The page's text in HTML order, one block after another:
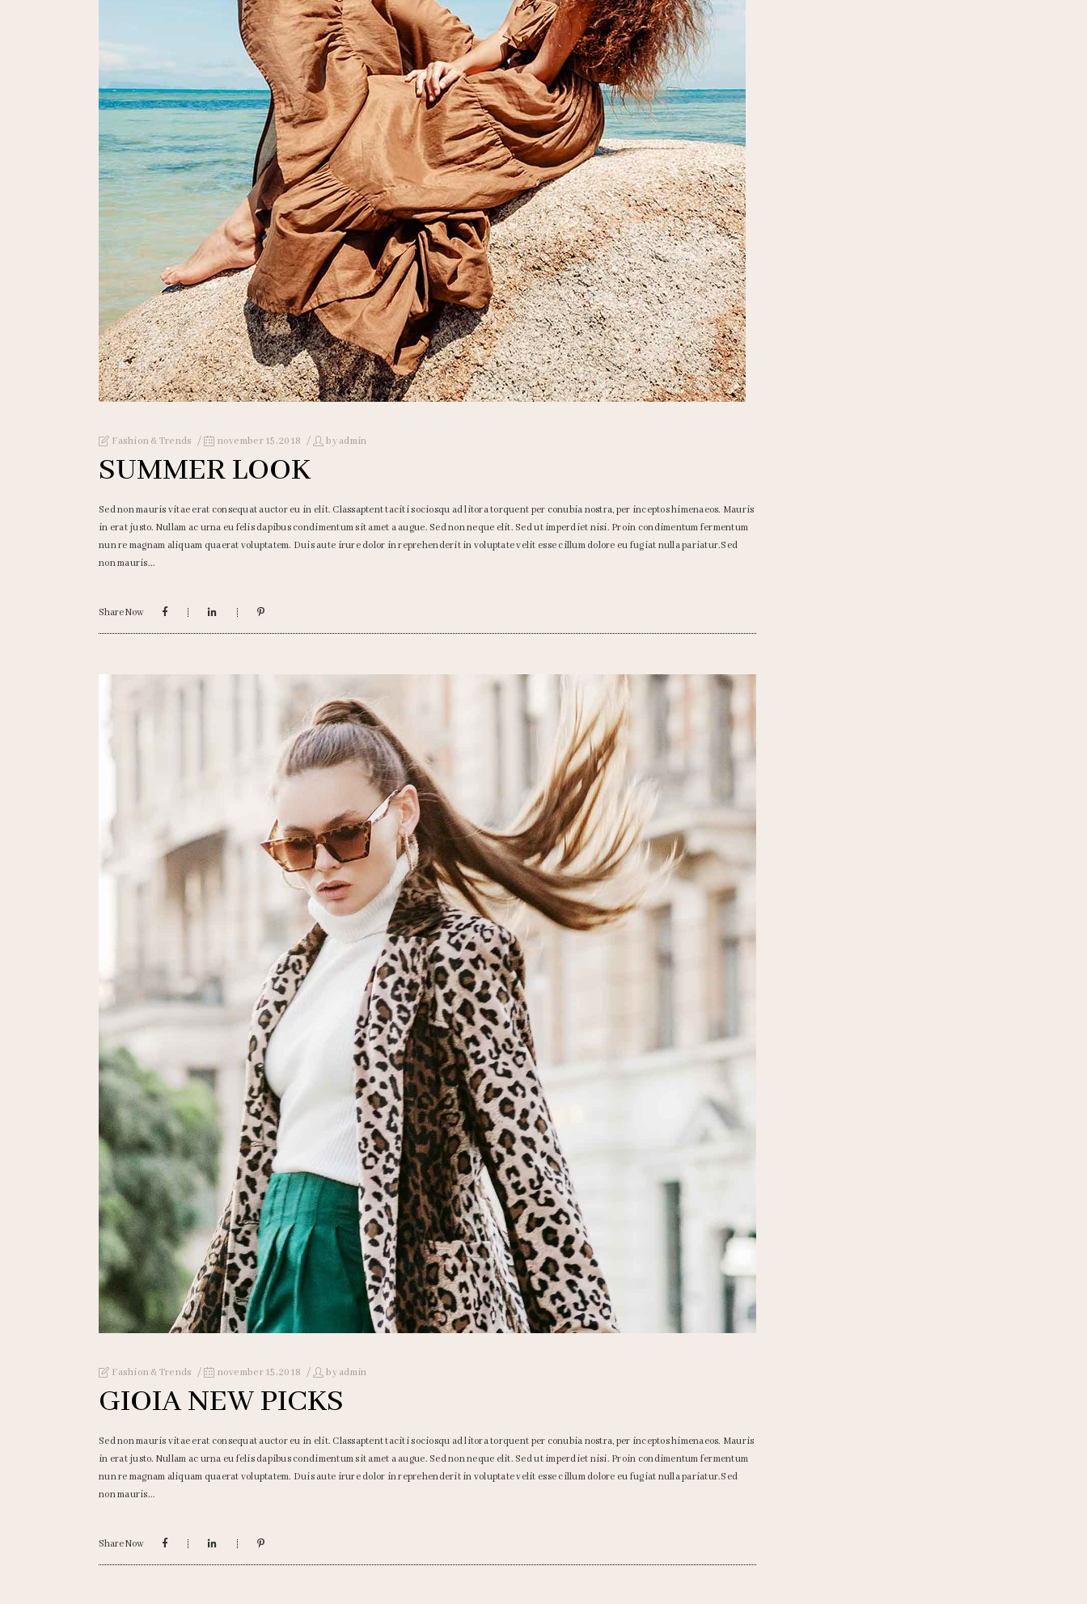
Fashion & Trends november 15, 2018 by admin
SUMMER LOOK
Sed non mauris vitae erat consequat auctor eu in elit. Classaptent taciti sociosqu ad litora torquent per conubia nostra, per inceptos himenaeos. Mauris
in erat justo. Nullam ac urna eu felis dapibus condimentum sit amet a augue. Sed non neque elit. Sed ut imperdiet nisi. Proin condimentum fermentum
nun re magnam aliquam quaerat voluptatem. Duis aute irure dolor in reprehenderit in voluptate velit esse cillum dolore eu fugiat nulla pariatur.Sed
non mauris
Share Now
Fashion & Trends november 15, 2018 by admin
GIOIA NEW PICKS
Sed non mauris vitae erat consequat auctor eu in elit. Classaptent taciti sociosqu ad litora torquent per conubia nostra, per inceptos himenaeos. Mauris
in erat justo. Nullam ac urna eu felis dapibus condimentum sit amet a augue. Sed non neque elit. Sed ut imperdiet nisi. Proin condimentum fermentum
nun re magnam aliquam quaerat voluptatem. Duis aute irure dolor in reprehenderit in voluptate velit esse cillum dolore eu fugiat nulla pariatur.Sed
non mauris
Share Now